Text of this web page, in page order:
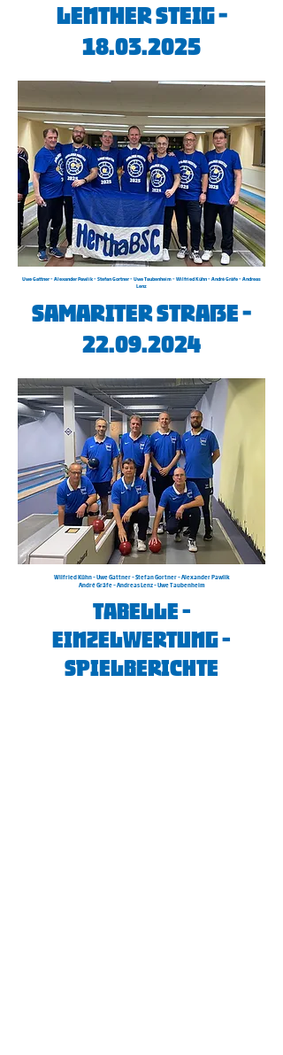
Lenther Steig -
18.03.2025
Uwe Gattner - Alexander Pawlik - Stefan Gortner - Uwe Taubenheim - Wilfried Kühn - André Gräfe - Andreas
Lenz
Samariter Straße -
22.09.2024
Wilfried Kühn - Uwe Gattner - Stefan Gortner - Alexander Pawlik
André Gräfe - Andreas Lenz - Uwe Taubenheim
Tabelle -
Einzelwertung -
Spielberichte